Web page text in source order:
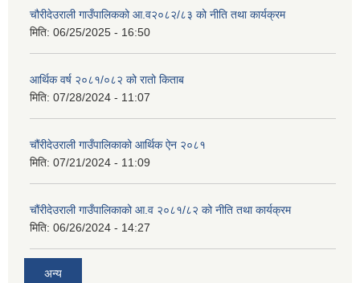
चौरीदेउराली गाउँपालिकको आ.व२०८२/८३ को नीति तथा कार्यक्रम
मिति: 06/25/2025 - 16:50
आर्थिक वर्ष २०८१/०८२ को रातो किताब
मिति: 07/28/2024 - 11:07
चौंरीदेउराली गाउँपालिकाको आर्थिक ऐन २०८१
मिति: 07/21/2024 - 11:09
चौंरीदेउराली गाउँपालिकाको आ.व २०८१/८२ को नीति तथा कार्यक्रम
मिति: 06/26/2024 - 14:27
अन्य